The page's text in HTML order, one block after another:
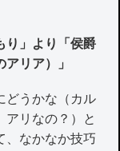
」より「侯爵
リア）」
どうかな（カル
アリなの？）と
、なかなか技巧